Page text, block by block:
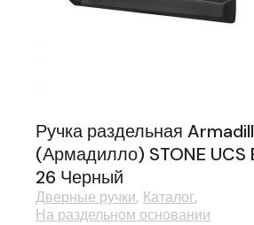
Ручка раздельная
(Армадилло) STONE UCS
26 Черный
Дверные ручки Каталог
На раздельном основании